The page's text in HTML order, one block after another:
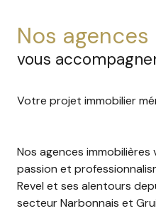
nos agences
vous
Votre projet immobilier
Nos agences
passion et
Revel et ses alentours
secteur Narbonnais et